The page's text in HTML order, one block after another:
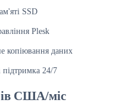
SSD
Plesk
копіювання даних
підтримка 24/7
США/міс